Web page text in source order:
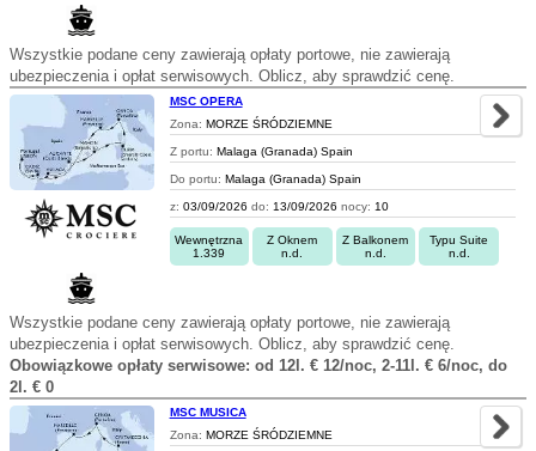
Wszystkie podane ceny zawierają opłaty portowe, nie zawierają
ubezpieczenia i opłat serwisowych. Oblicz, aby sprawdzić cenę.
MSC OPERA
Zona: MORZE ŚRÓDZIEMNE
Z portu: Malaga (Granada) Spain
Do portu: Malaga (Granada) Spain
z: 03/09/2026 do: 13/09/2026 nocy: 10
Wewnętrzna
1.339
Z Oknem
n.d.
Z Balkonem
n.d.
Typu Suite
n.d.
Wszystkie podane ceny zawierają opłaty portowe, nie zawierają
ubezpieczenia i opłat serwisowych. Oblicz, aby sprawdzić cenę.
Obowiązkowe opłaty serwisowe: od 12l. € 12/noc, 2-11l. € 6/noc, do
2l. € 0
MSC MUSICA
Zona: MORZE ŚRÓDZIEMNE